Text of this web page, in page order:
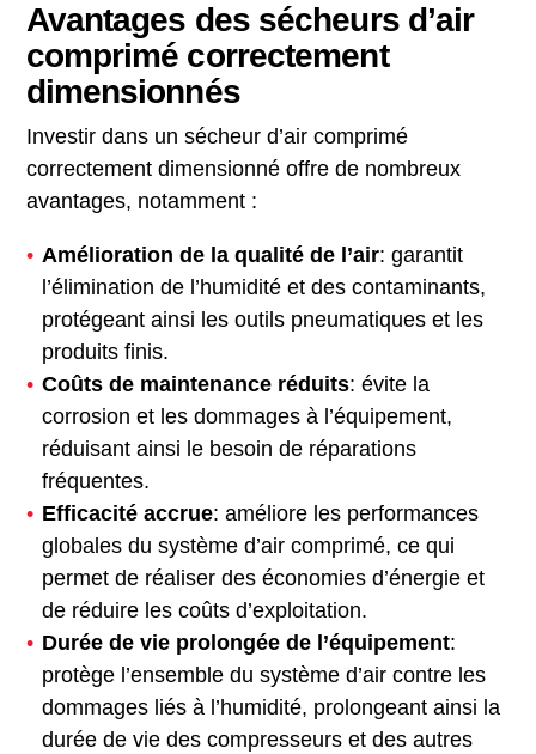
Avantages des sécheurs d’air
comprimé correctement
dimensionnés
Investir dans un sécheur d’air comprimé
correctement dimensionné offre de nombreux
avantages, notamment :
Amélioration de la qualité de l’air: garantit
l’élimination de l’humidité et des contaminants,
protégeant ainsi les outils pneumatiques et les
produits finis.
Coûts de maintenance réduits: évite la
corrosion et les dommages à l’équipement,
réduisant ainsi le besoin de réparations
fréquentes.
Efficacité accrue: améliore les performances
globales du système d’air comprimé, ce qui
permet de réaliser des économies d’énergie et
de réduire les coûts d’exploitation.
Durée de vie prolongée de l’équipement:
protège l’ensemble du système d’air contre les
dommages liés à l’humidité, prolongeant ainsi la
durée de vie des compresseurs et des autres